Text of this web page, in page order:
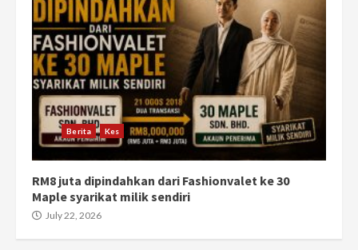
Berita Kes
RM8 juta dipindahkan dari Fashionvalet ke 30
Maple syarikat milik sendiri
July 22, 2026